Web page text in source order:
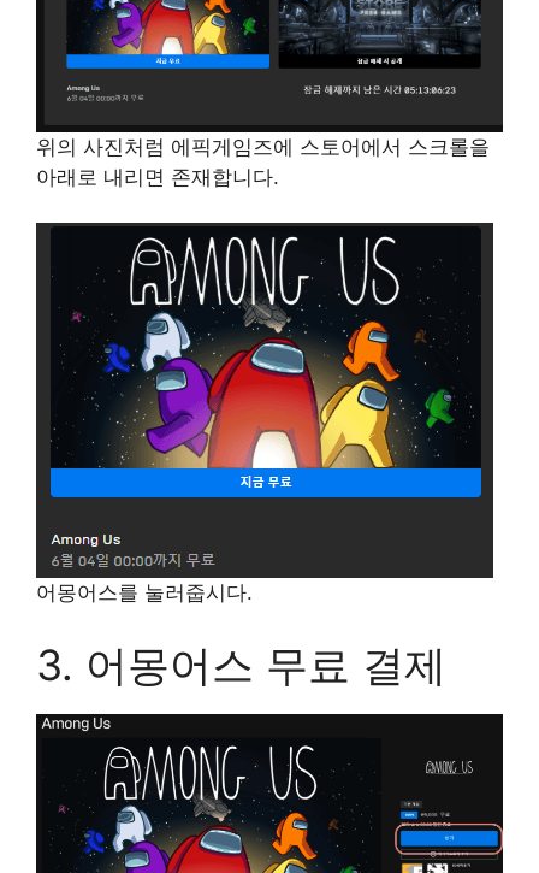
위의 사진처럼 에픽게임즈에 스토어에서 스크롤을
아래로 내리면 존재합니다.
어몽어스를 눌러줍시다.
3. 어몽어스 무료 결제